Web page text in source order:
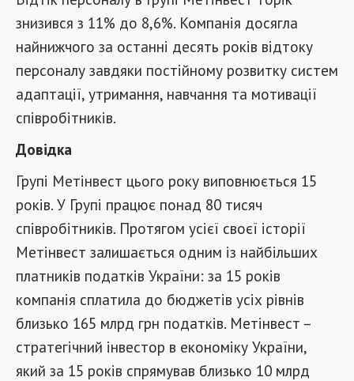
знизився з 11% до 8,6%. Компанія досягла
найнижчого за останні десять років відтоку
персоналу завдяки постійному розвитку систем
адаптації, утримання, навчання та мотивації
співробітників.
Довідка
Групі Метінвест цього року виповнюється 15
років. У Групі працює понад 80 тисяч
співробітників. Протягом усієї своєї історії
Метінвест залишається одним із найбільших
платників податків України: за 15 років
компанія сплатила до бюджетів усіх рівнів
близько 165 млрд грн податків. Метінвест –
стратегічний інвестор в економіку України,
який за 15 років спрямував близько 10 млрд